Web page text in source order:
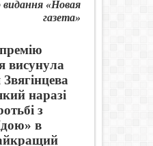
видання «Новая
газета»
висунула
наразі
з
в